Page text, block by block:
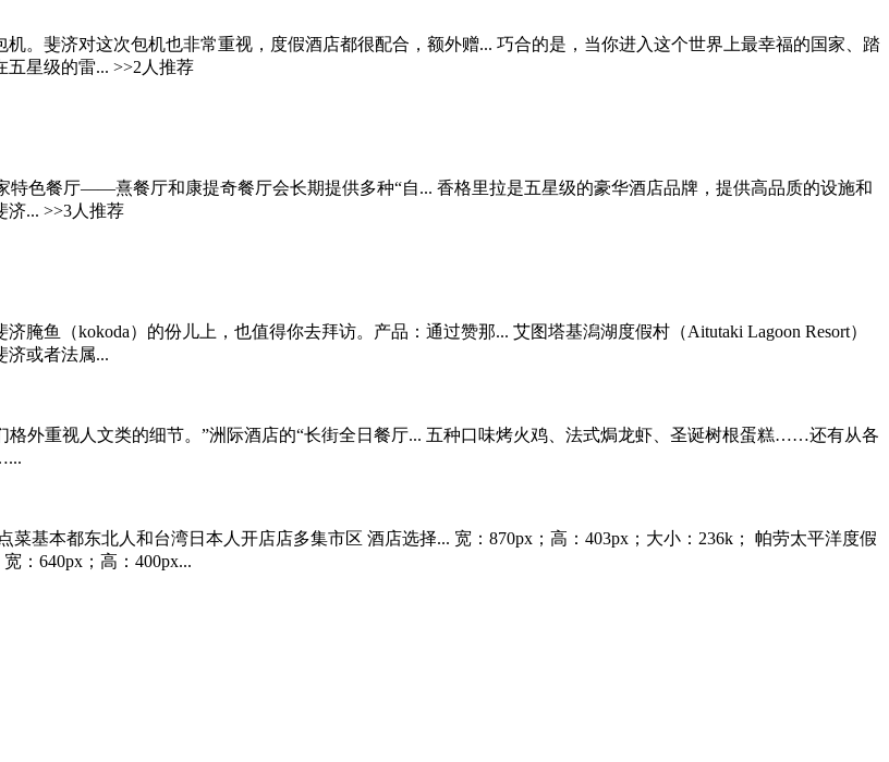
。斐济对这次包机也非常重视，度假酒店都很配合，额外赠... 巧合的是，当你进入这个世界上最幸福的国家、踏
五星级的雷... >>2人推荐
特色餐厅——熹餐厅和康提奇餐厅会长期提供多种“自... 香格里拉是五星级的豪华酒店品牌，提供高品质的设施和
济... >>3人推荐
鱼（kokoda）的份儿上，也值得你去拜访。产品：通过赞那... 艾图塔基潟湖度假村（Aitutaki Lagoon Resort）
济或者法属...
格外重视人文类的细节。”洲际酒店的“长街全日餐厅... 五种口味烤火鸡、法式焗龙虾、圣诞树根蛋糕……还有从各
基本都东北人和台湾日本人开店店多集市区 酒店选择... 宽：870px；高：403px；大小：236k； 帕劳太平洋度假
：640px；高：400px...